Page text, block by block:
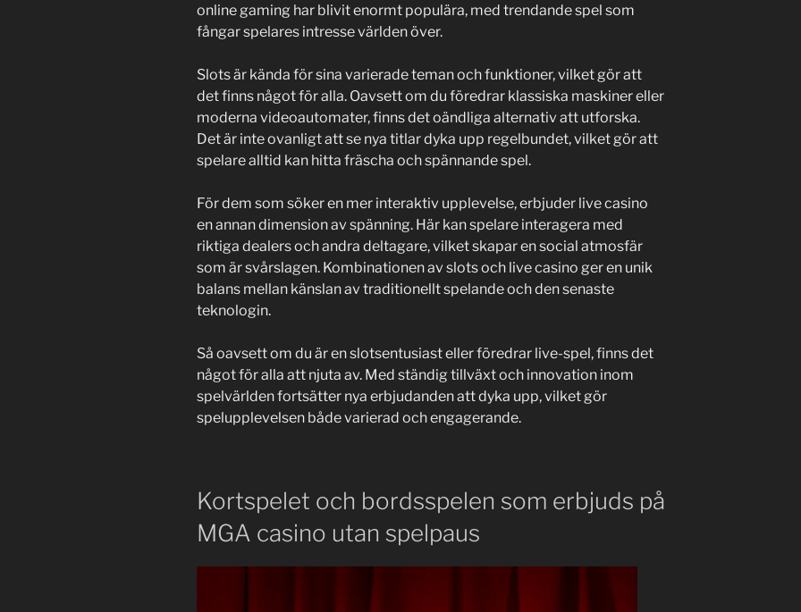
online gaming har blivit enormt populära, med trendande spel som
fångar spelares intresse världen över.
Slots är kända för sina varierade teman och funktioner, vilket gör att
det finns något för alla. Oavsett om du föredrar klassiska maskiner eller
moderna videoautomater, finns det oändliga alternativ att utforska.
Det är inte ovanligt att se nya titlar dyka upp regelbundet, vilket gör att
spelare alltid kan hitta fräscha och spännande spel.
För dem som söker en mer interaktiv upplevelse, erbjuder live casino
en annan dimension av spänning. Här kan spelare interagera med
riktiga dealers och andra deltagare, vilket skapar en social atmosfär
som är svårslagen. Kombinationen av slots och live casino ger en unik
balans mellan känslan av traditionellt spelande och den senaste
teknologin.
Så oavsett om du är en slotsentusiast eller föredrar live-spel, finns det
något för alla att njuta av. Med ständig tillväxt och innovation inom
spelvärlden fortsätter nya erbjudanden att dyka upp, vilket gör
spelupplevelsen både varierad och engagerande.
Kortspelet och bordsspelen som erbjuds på
MGA casino utan spelpaus